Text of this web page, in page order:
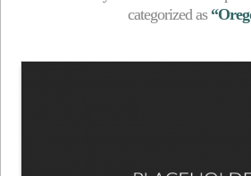
categorized as